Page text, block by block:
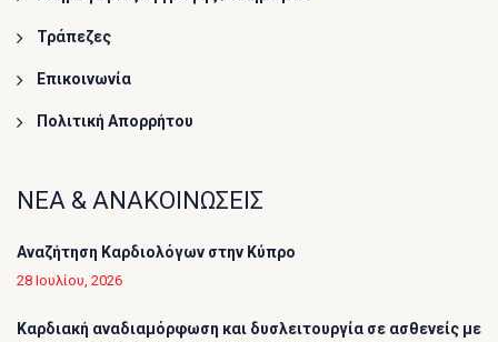
Τράπεζες
Επικοινωνία
Πολιτική Απορρήτου
ΝΕΑ & ΑΝΑΚΟΙΝΩΣΕΙΣ
Αναζήτηση Καρδιολόγων στην Κύπρο
28 Ιουλίου, 2026
Καρδιακή αναδιαμόρφωση και δυσλειτουργία σε ασθενείς με